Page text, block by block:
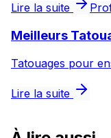
Lire la suite
Meilleurs
Tatouages pour
Lire la suite